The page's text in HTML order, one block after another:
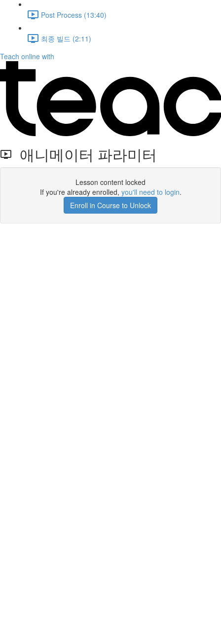
Post Process (13:40)
최종 빌드 (2:11)
Teach online with
애니메이터 파라미터
Lesson content locked
If you're already enrolled, you'll need to login.
Enroll in Course to Unlock